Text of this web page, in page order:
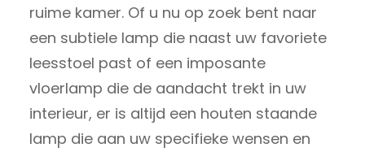
ruime kamer. Of u nu op zoek bent naar
een subtiele lamp die naast uw favoriete
leesstoel past of een imposante
vloerlamp die de aandacht trekt in uw
interieur, er is altijd een houten staande
lamp die aan uw specifieke wensen en